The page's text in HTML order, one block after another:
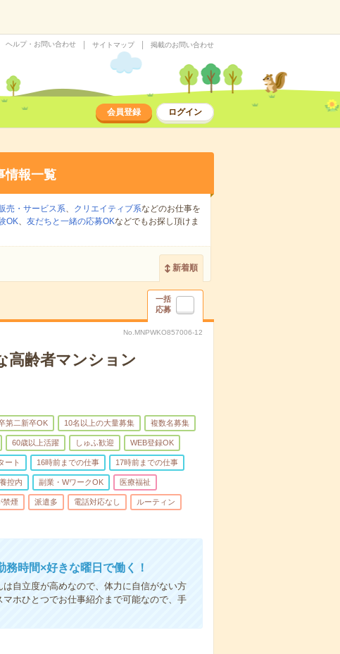
ヘルプ・お問い合わせ サイトマップ 掲載のお問い合わせ
会員登録 ログイン
情報一覧
売・サービス系、 クリエイティブ系などのお仕事を
OK、 友だちと一緒の応募OKなどでもお探し頂けま
新着順
一括
応募
No.MNPWKO857006-12
高齢者マンション
第二新卒OK 10名以上の大量募集 複数名募集
60歳以上活躍 しゅふ歓迎 WEB登録OK
ート 16時前までの仕事 17時前までの仕事
控内 副業・WワークOK 医療福祉
禁煙 派遣多 電話対応なし ルーティン
時間×好きな曜日で働く！
自立度が高めなので、体力に自信がない方
ホひとつでお仕事紹介まで可能なので、手